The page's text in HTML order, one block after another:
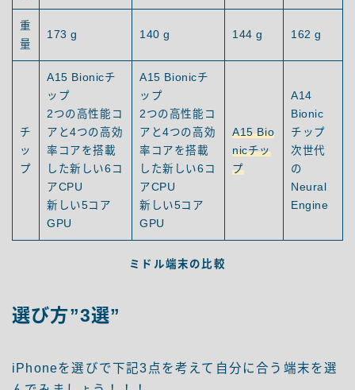
重
量
173 g 140 g 144 g 162 g
チ
ッ
プ
A15 Bionicチ
ップ
2つの高性能コ
アと4つの高効
率コアを搭載
した新しい6コ
アCPU
新しい5コア
GPU
A15 Bionicチ
ップ
2つの高性能コ
アと4つの高効
率コアを搭載
した新しい6コ
アCPU
新しい5コア
GPU
A15 Bio
nicチッ
プ
A14
Bionic
チップ
次世代
の
Neural
Engine
ミドル端末の比較
選び方”3選”
iPhoneを選びで下記3点を考えて自分に合う端末を選